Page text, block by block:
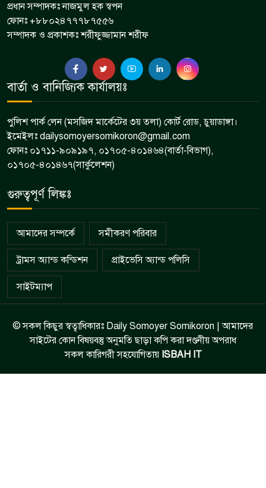
নামাজ পড়ালেন আমির হামজা
৭
খাসকররা ফুটবল লিগের ফাইনাল ও
পুরস্কার বিতরণ
৮
প্রধান সম্পাদকঃ নাজমুল হক স্বপন
ফোনঃ +৮৮০২৪৭৭৭৮৭৫৫৬
সম্পাদক ও প্রকাশকঃ শরীফুজ্জামান শরীফ
বার্তা ও বানিজ্যিক কার্যালয়ঃ
পুলিশ পার্ক লেন (মসজিদ মার্কেটের ৩য় তলা) কোর্ট রোড, চুয়াডাঙ্গা।
ইমেইলঃ dailysomoyersomikoron@gmail.com
ফোনঃ ০১৭১১-৯০৯১৯৭, ০১৭০৫-৪০১৪৬৪(বার্তা-বিভাগ),
০১৭০৫-৪০১৪৬৭(সার্কুলেশন)
গুরুত্বপূর্ণ লিঙ্কঃ
আমাদের সম্পর্কে সমীকরণ পরিবার
ট্রামস অ্যান্ড কন্ডিশন প্রাইভেসি অ্যান্ড পলিসি
সাইটম্যাপ
© সকল কিছুর স্বত্বাধিকারঃ Daily Somoyer Somikoron | আমাদের
সাইটের কোন বিষয়বস্তু অনুমতি ছাড়া কপি করা দণ্ডনীয় অপরাধ
সকল কারিগরী সহযোগিতায় ISBAH IT